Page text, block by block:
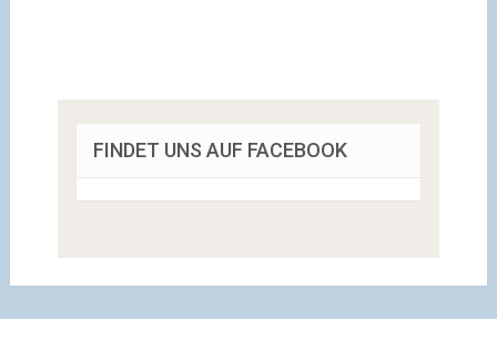
FINDET UNS AUF FACEBOOK